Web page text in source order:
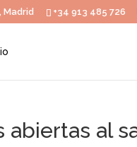
+34 913 485 726
abiertas al